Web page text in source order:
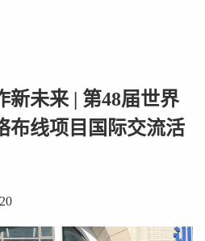
新未来 | 第48届世界
布线项目国际交流活